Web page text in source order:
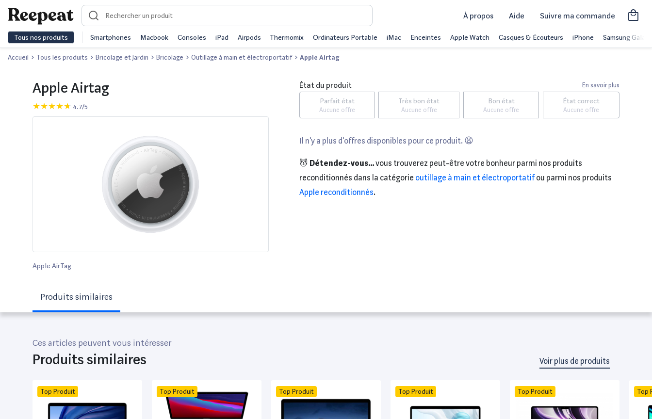
À propos Aide Suivre ma commande
Tous nos produits Smartphones Macbook Consoles iPad Airpods Thermomix Ordinateurs Portable iMac Enceintes Apple Watch Casques & Écouteurs iPhone Samsung Galaxy
Accueil Tous les produits Bricolage et Jardin Bricolage Outillage à main et électroportatif Apple Airtag
Apple Airtag
4.7/5
Apple AirTag
État du produit En savoir plus
Parfait état
Aucune offre
Très bon état
Aucune offre
Bon état
Aucune offre
État correct
Aucune offre
Il n'y a plus d'offres disponibles pour ce produit. 😩
💆 Détendez-vous...vous trouverez peut-être votre bonheur parmi nos produits
reconditionnés dans la catégorie outillage à main et électroportatifou parmi nos produits
Apple reconditionnés.
Produits similaires
Ces articles peuvent vous intéresser
Produits similaires Voir plus de produits
Top Produit Top Produit Top Produit Top Produit Top Produit Top